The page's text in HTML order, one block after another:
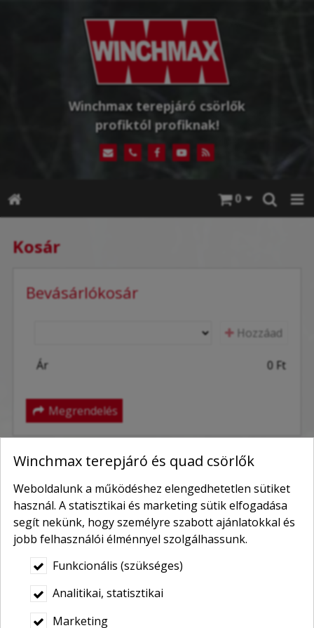
Winchmax terepjáró csörlők
profiktól profiknak!
0
Kosár
Bevásárlókosár
Hozzáad
Ár 0 Ft
Megrendelés
A Funnycar Tréning Kft.-től történő vásárlás
oldalunkon keresztül, személyesen, telefonon, vagy e-
mailen történhet.
A megrendelés online elküldésével a Vevő egyidejűleg
elismeri azt is, hogy a Funnycar Tréning Kft. Általános
szeződési feltételeit ismeri, és magára nézve azt
kötelezőnek tekinti és elfogadja.
Az Általános szerződési feltételek
Winchmax terepjáró és quad csörlők
Weboldalunk a működéshez elengedhetetlen sütiket
használ. A statisztikai és marketing sütik elfogadása
segít nekünk, hogy személyre szabott ajánlatokkal és
jobb felhasználói élménnyel szolgálhassunk.
Funkcionális (szükséges)
Analitikai, statisztikai
Marketing